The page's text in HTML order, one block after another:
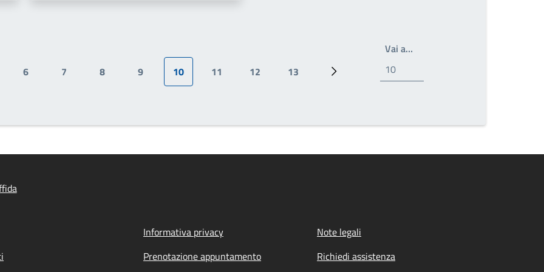
Pagina
6
Pagina
7
Pagina
8
Pagina
9
Pagina attuale
10
Pagina
11
Pagina
12
Pagina
13
Pagina successiva
Vai a…
Informativa privacy
Note legali
Prenotazione appuntamento Richiedi assistenza